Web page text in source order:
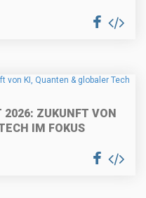
2026: ZUKUNFT VON
IM FOKUS